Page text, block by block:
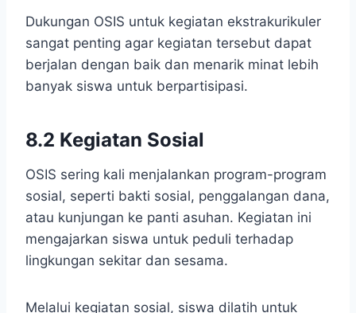
Dukungan OSIS untuk kegiatan ekstrakurikuler
sangat penting agar kegiatan tersebut dapat
berjalan dengan baik dan menarik minat lebih
banyak siswa untuk berpartisipasi.
8.2 Kegiatan Sosial
OSIS sering kali menjalankan program-program
sosial, seperti bakti sosial, penggalangan dana,
atau kunjungan ke panti asuhan. Kegiatan ini
mengajarkan siswa untuk peduli terhadap
lingkungan sekitar dan sesama.
Melalui kegiatan sosial, siswa dilatih untuk